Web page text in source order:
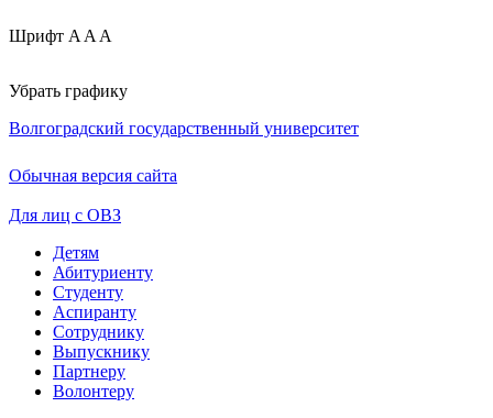
Шрифт A A A
Убрать графику
Волгоградский государственный университет
Обычная версия сайта
Для лиц с ОВЗ
Детям
Абитуриенту
Студенту
Аспиранту
Сотруднику
Выпускнику
Партнеру
Волонтеру